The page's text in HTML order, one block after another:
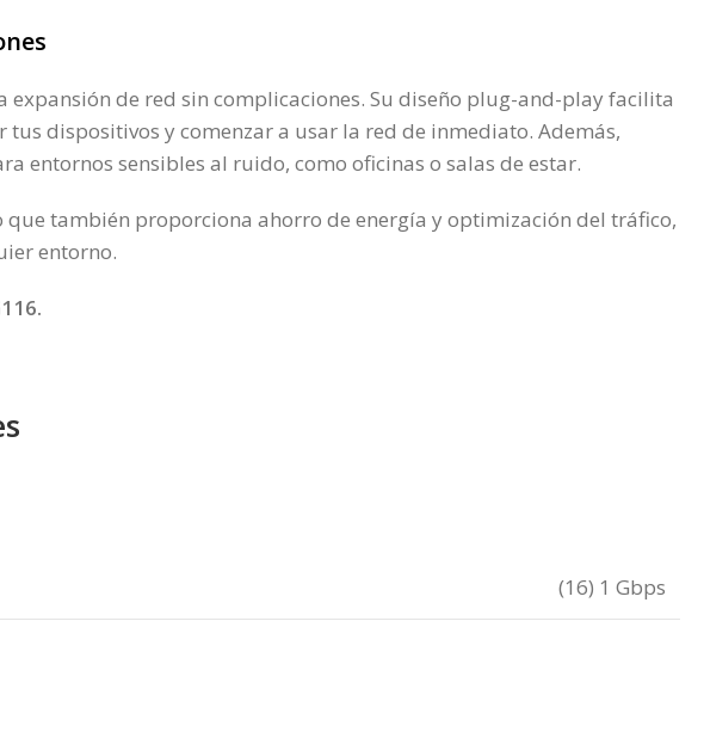
expansión de red sin complicaciones. Su diseño plug-and-play facilita
dispositivos y comenzar a usar la red de inmediato. Además,
entornos sensibles al ruido, como oficinas o salas de estar.
que también proporciona ahorro de energía y optimización del tráfico,
entorno.
.
(16) 1 Gbps